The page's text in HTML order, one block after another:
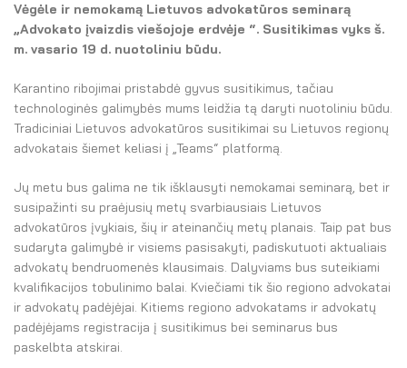
EN
DE
FR
Vėgėle ir nemokamą Lietuvos advokatūros seminarą
„Advokato įvaizdis viešojoje erdvėje “. Susitikimas vyks š.
m. vasario 19 d. nuotoliniu būdu.
Karantino ribojimai pristabdė gyvus susitikimus, tačiau
technologinės galimybės mums leidžia tą daryti nuotoliniu būdu.
Tradiciniai Lietuvos advokatūros susitikimai su Lietuvos regionų
advokatais šiemet keliasi į „Teams“ platformą.
Jų metu bus galima ne tik išklausyti nemokamai seminarą, bet ir
susipažinti su praėjusių metų svarbiausiais Lietuvos
advokatūros įvykiais, šių ir ateinančių metų planais. Taip pat bus
sudaryta galimybė ir visiems pasisakyti, padiskutuoti aktualiais
advokatų bendruomenės klausimais. Dalyviams bus suteikiami
kvalifikacijos tobulinimo balai. Kviečiami tik šio regiono advokatai
ir advokatų padėjėjai. Kitiems regiono advokatams ir advokatų
padėjėjams registracija į susitikimus bei seminarus bus
paskelbta atskirai.